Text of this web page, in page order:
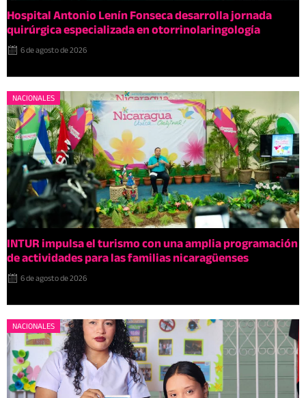
Hospital Antonio Lenín Fonseca desarrolla jornada
quirúrgica especializada en otorrinolaringología
6 de agosto de 2026
NACIONALES
INTUR impulsa el turismo con una amplia programación
de actividades para las familias nicaragüenses
6 de agosto de 2026
NACIONALES